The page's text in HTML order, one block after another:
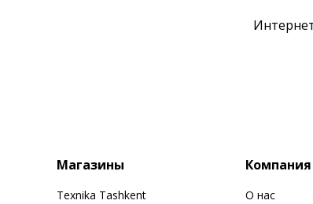
Магазины
Texnika Tashkent
Компания
О нас